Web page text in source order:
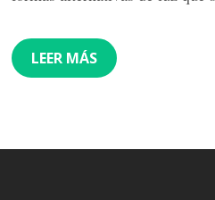
LEER MÁS